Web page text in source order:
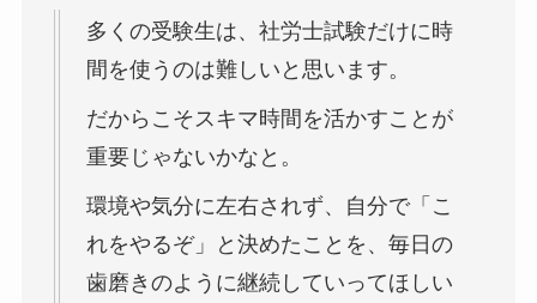
多くの受験生は、社労士試験だけに時
間を使うのは難しいと思います。
だからこそスキマ時間を活かすことが
重要じゃないかなと。
環境や気分に左右されず、自分で「こ
れをやるぞ」と決めたことを、毎日の
歯磨きのように継続していってほしい